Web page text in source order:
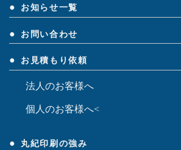
お知らせ一覧
お問い合わせ
お見積もり依頼
法人のお客様へ
個人のお客様へ<
丸紀印刷の強み